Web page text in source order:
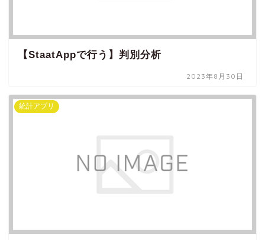
【StaatAppで行う】判別分析
2023年8月30日
統計アプリ